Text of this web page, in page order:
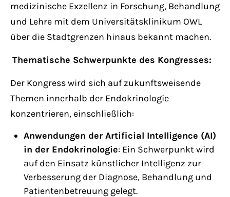
medizinische Exzellenz in Forschung, Behandlung
und Lehre mit dem Universitätsklinikum OWL
über die Stadtgrenzen hinaus bekannt machen.
Thematische Schwerpunkte des Kongresses:
Der Kongress wird sich auf zukunftsweisende
Themen innerhalb der Endokrinologie
konzentrieren, einschließlich:
Anwendungen der Artificial Intelligence (AI)
in der Endokrinologie: Ein Schwerpunkt wird
auf den Einsatz künstlicher Intelligenz zur
Verbesserung der Diagnose, Behandlung und
Patientenbetreuung gelegt.